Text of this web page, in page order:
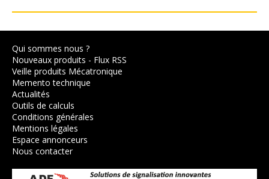
Qui sommes nous ?
Nouveaux produits - Flux RSS
Veille produits Mécatronique
Memento technique
Actualités
Outils de calculs
Conditions générales
Mentions légales
Espace annonceurs
Nous contacter